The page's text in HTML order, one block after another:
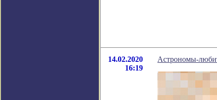
14.02.2020
16:19
Астрономы-